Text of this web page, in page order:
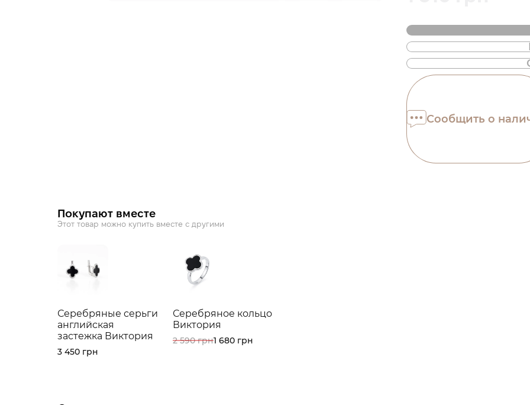
Также доступна
ПриватБанка
платежа. Без
комиссий для
Количество
Сообщить о
Покупают вместе
Этот товар можно купить вместе с другими
Серебряные серьги
английская
застежка Виктория
3 450 грн
Серебряное кольцо
Виктория
2 590 грн1 680 грн